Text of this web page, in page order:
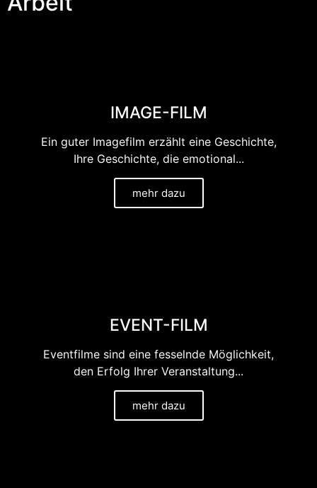
IMAGE-FILM
Ein guter Imagefilm erzählt eine Geschichte,
Ihre Geschichte, die emotional...
mehr dazu
EVENT-FILM
Eventfilme sind eine fesselnde Möglichkeit,
den Erfolg Ihrer Veranstaltung...
mehr dazu